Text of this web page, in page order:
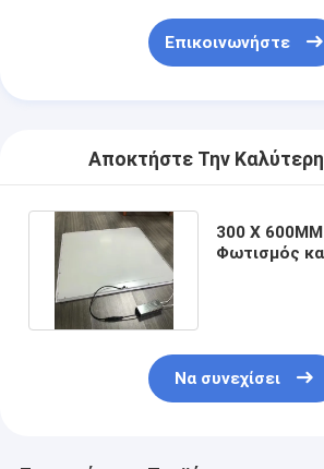
Επικοινωνήστε
Αποκτήστε Την Καλύτερη
300 X
Φωτισμός
Να συνεχίσει